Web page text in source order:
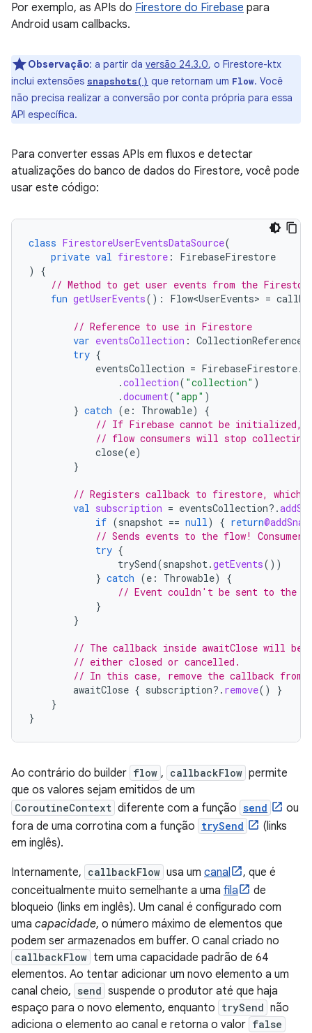
Por exemplo, as APIs do Firestore do Firebase para
Android usam callbacks.
Observação: a partir da versão 24.3.0, o Firestore-ktx
inclui extensões snapshots() que retornam um Flow. Você
não precisa realizar a conversão por conta própria para essa
API específica.
Para converter essas APIs em fluxos e detectar
atualizações do banco de dados do Firestore, você pode
usar este código:
class FirestoreUserEventsDataSource(
private val firestore :
FirebaseFirestore
)
{
// Method to get user events from the
fun getUserEvents(): Flow<UserEvents> =
// Reference to use in Firestore
var eventsCollection :
try {
eventsCollection = FirebaseFirestore.
.collection( "collection" )
.document( "app" )
} catch (e : Throwable)
{
// If Firebase cannot be initialized,
// flow consumers will stop collecting
close(e)
}
// Registers callback to firestore, which
val subscription = eventsCollection?.
if (snapshot == null) { return
// Sends events to the flow!
try {
trySend(snapshot.getEvents())
} catch (e : Throwable)
{
// Event couldn't be sent to the
}
}
// The callback inside awaitClose will be
// either closed or cancelled.
// In this case, remove the callback from
awaitClose { subscription?. remove()
}
}
}
Ao contrário do builder flow , callbackFlow permite
que os valores sejam emitidos de um
CoroutineContext diferente com a função send
ou
fora de uma corrotina com a função trySend
(links
em inglês).
Internamente, callbackFlow usa um canal
, que é
conceitualmente muito semelhante a uma fila
de
bloqueio (links em inglês). Um canal é configurado com
uma capacidade, o número máximo de elementos que
podem ser armazenados em buffer. O canal criado no
callbackFlow tem uma capacidade padrão de 64
elementos. Ao tentar adicionar um novo elemento a um
canal cheio, send suspende o produtor até que haja
espaço para o novo elemento, enquanto trySend não
adiciona o elemento ao canal e retorna o valor false